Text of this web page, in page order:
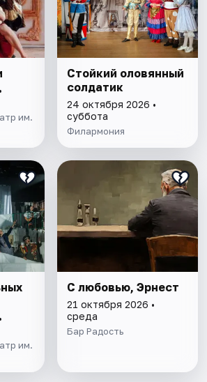
им.
Стойкий оловянный
солдатик
24 октября 2026 •
суббота
Филармония
им.
С любовью, Эрнест
21 октября 2026 •
среда
Бар Радость